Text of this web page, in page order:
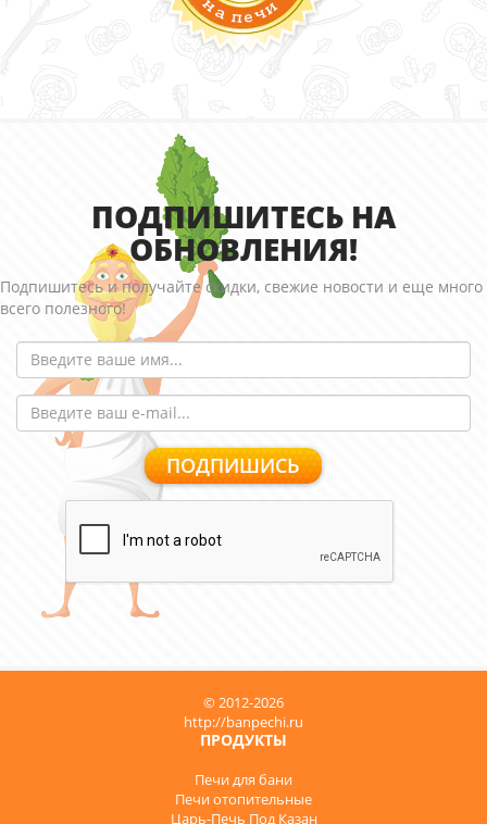
ПОДПИШИТЕСЬ НА
ОБНОВЛЕНИЯ!
Подпишитесь и получайте скидки, свежие новости и еще много
всего полезного!
© 2012-2026
http://banpechi.ru
ПРОДУКТЫ
Печи для бани
Печи отопительные
Царь-Печь Под Казан